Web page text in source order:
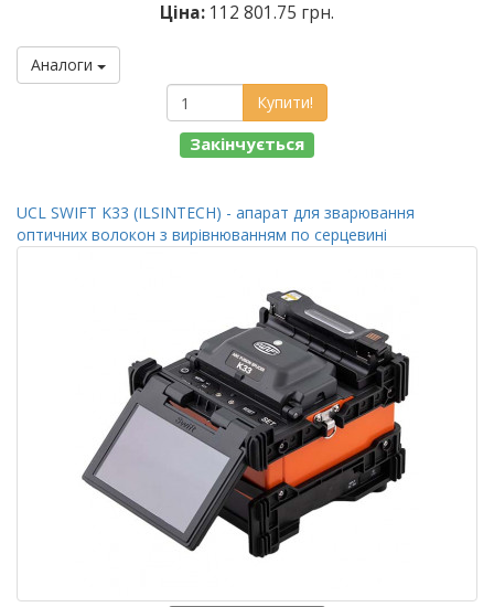
Ціна: 112 801.75 грн.
Аналоги
Купити!
Закінчується
UCL SWIFT K33 (ILSINTECH) - апарат для зварювання
оптичних волокон з вирівнюванням по серцевині